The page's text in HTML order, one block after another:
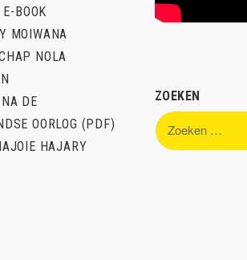
BOOK
MOIWANA
NOLA
DE
OORLOG (PDF)
HAJARY
ZOEKEN
Zoeken
naar: